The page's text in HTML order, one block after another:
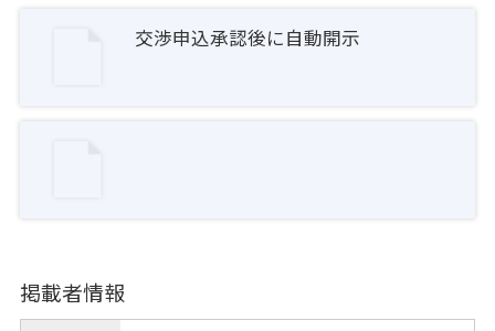
交渉申込承認後に自動開示
掲載者情報